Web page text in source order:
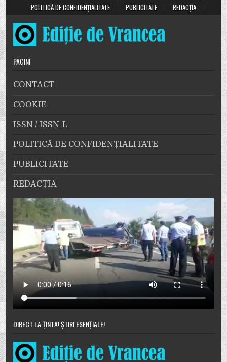
POLITICĂ DE CONFIDENȚIALITATE
PUBLICITATE REDACȚIA
PAGINI
CONTACT
COOKIE
ISSN / ISSN-L
POLITICĂ DE CONFIDENȚIALITATE
PUBLICITATE
REDACȚIA
DIRECT LA ȚINTĂ! ȘTIRI ESENȚIALE!